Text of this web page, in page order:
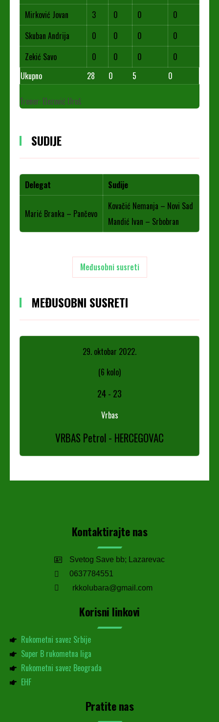
Mirković Jovan
3 0 0
0
Skuban Andrija
0 0 0
0
Zekić Savo
0 0 0
0
Ukupno
28 0 5 0
Trener: Elezović Uroš
SUDIJE
Delegat Sudije
Marić Branka – Pančevo
Kovačić Nemanja – Novi Sad
Mandić Ivan – Srbobran
Međusobni susreti
MEĐUSOBNI SUSRETI
29. oktobar 2022.
(6 kolo)
24- 23
Vrbas
VRBAS Petrol - HERCEGOVAC
Kontaktirajte nas
Svetog Save bb; Lazarevac
0637784551
rkkolubara@gmail.com
Korisni linkovi
Rukometni savez Srbije
Super B rukometna liga
Rukometni savez Beograda
EHF
Pratite nas